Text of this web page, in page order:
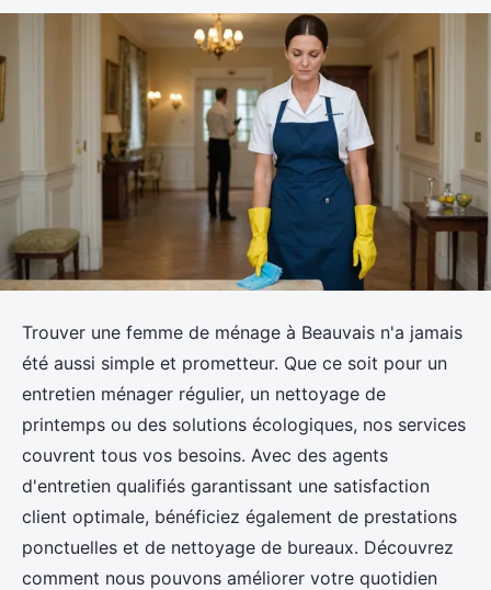
Trouver une femme de ménage à Beauvais n'a jamais
été aussi simple et prometteur. Que ce soit pour un
entretien ménager régulier, un nettoyage de
printemps ou des solutions écologiques, nos services
couvrent tous vos besoins. Avec des agents
d'entretien qualifiés garantissant une satisfaction
client optimale, bénéficiez également de prestations
ponctuelles et de nettoyage de bureaux. Découvrez
comment nous pouvons améliorer votre quotidien